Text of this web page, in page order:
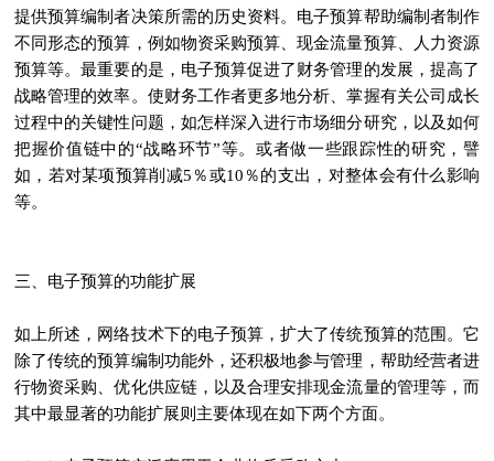
提供预算编制者决策所需的历史资料。电子预算帮助编制者制作
不同形态的预算，例如物资采购预算、现金流量预算、人力资源
预算等。最重要的是，电子预算促进了财务管理的发展，提高了
战略管理的效率。使财务工作者更多地分析、掌握有关公司成长
过程中的关键性问题，如怎样深入进行市场细分研究，以及如何
把握价值链中的“战略环节”等。或者做一些跟踪性的研究，譬
如，若对某项预算削减5％或10％的支出，对整体会有什么影响
等。
三、电子预算的功能扩展
如上所述，网络技术下的电子预算，扩大了传统预算的范围。它
除了传统的预算编制功能外，还积极地参与管理，帮助经营者进
行物资采购、优化供应链，以及合理安排现金流量的管理等，而
其中最显著的功能扩展则主要体现在如下两个方面。